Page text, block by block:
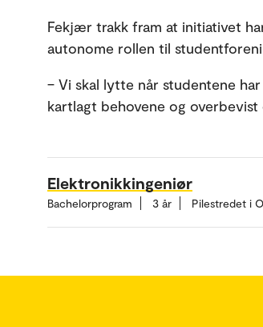
Fekjær trakk fram at initiativet
autonome rollen til
– Vi skal lytte når studentene
kartlagt behovene og overbevist
Elektronikkingeniør
Bachelorprogram 3 år Pilestredet i